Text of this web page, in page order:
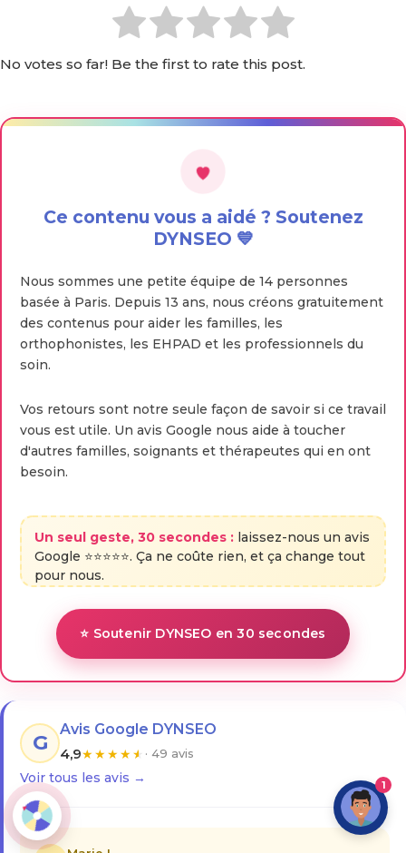
No votes so far! Be the first to rate this post.
Ce contenu vous a aidé ? Soutenez
DYNSEO 💙
Nous sommes une petite équipe de 14 personnes
basée à Paris. Depuis 13 ans, nous créons gratuitement
des contenus pour aider les familles, les
orthophonistes, les EHPAD et les professionnels du
soin.
Vos retours sont notre seule façon de savoir si ce travail
vous est utile. Un avis Google nous aide à toucher
d'autres familles, soignants et thérapeutes qui en ont
besoin.
Un seul geste, 30 secondes : laissez-nous un avis
Google ⭐⭐⭐⭐⭐. Ça ne coûte rien, et ça change tout
pour nous.
⭐ Soutenir DYNSEO en 30 secondes
G
Avis Google DYNSEO
4,9★★★★★ · 49 avis
Voir tous les avis → 1